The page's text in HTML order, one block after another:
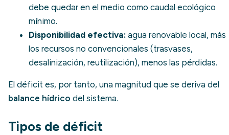
debe quedar en el medio como caudal ecológico
mínimo.
Disponibilidad efectiva: agua renovable local, más
los recursos no convencionales (trasvases,
desalinización, reutilización), menos las pérdidas.
El déficit es, por tanto, una magnitud que se deriva del
balance hídrico del sistema.
Tipos de déficit